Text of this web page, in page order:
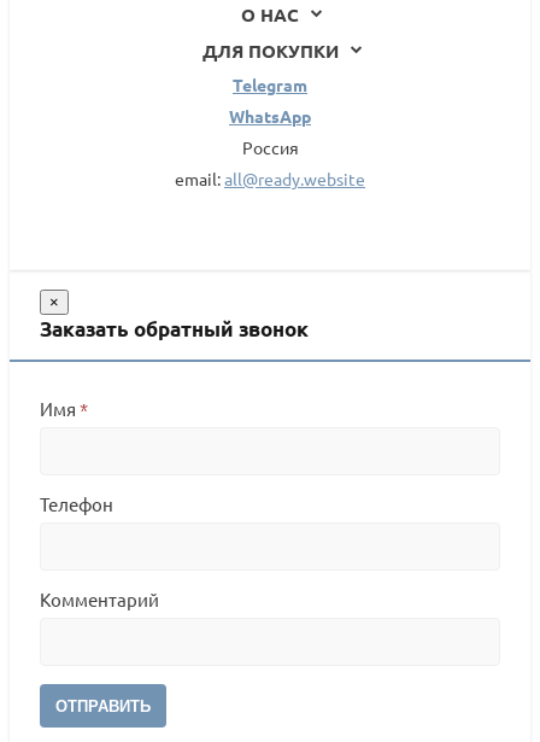
О НАС
ДЛЯ ПОКУПКИ
Telegram
WhatsApp
Россия
email:all@ready.website
×
Заказать обратный звонок
Имя *
Телефон
Комментарий
ОТПРАВИТЬ